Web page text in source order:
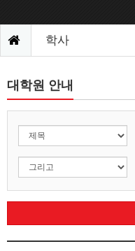
학사
대학원 안내